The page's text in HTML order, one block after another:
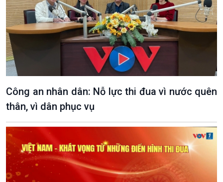
Công an nhân dân: Nỗ lực thi đua vì nước quên
thân, vì dân phục vụ